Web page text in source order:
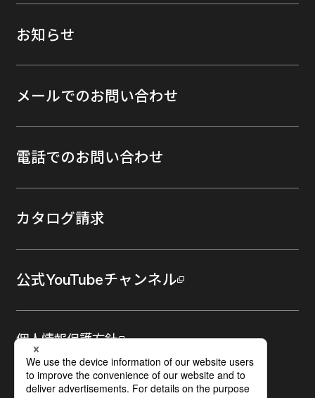
お知らせ
メールでのお問い合わせ
電話でのお問い合わせ
カタログ請求
公式YouTubeチャンネル
個人情報保護方針
プライバシー設定
サイト利用規約